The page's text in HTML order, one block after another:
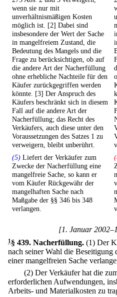
wenn sie nur mit
unverhältnismäßigen Kosten
möglich ist. [2] Dabei sind
insbesondere der Wert der Sache
in mangelfreiem Zustand, die
Bedeutung des Mangels und die
Frage zu berücksichtigen, ob auf
die andere Art der Nacherfüllung
ohne erhebliche Nachteile für den
Käufer zurückgegriffen werden
könnte. [3] Der Anspruch des
Käufers beschränkt sich in diesem
Fall auf die andere Art der
Nacherfüllung; das Recht des
Verkäufers, auch diese unter den
Voraussetzungen des Satzes 1 zu
verweigern, bleibt unberührt.
(5) Liefert der Verkäufer zum
Zwecke der Nacherfüllung eine
mangelfreie Sache, so kann er
vom Käufer Rückgewähr der
mangelhaften Sache nach
Maßgabe der §§ 346 bis 348
verlangen.
[1. Januar
1§ 439. Nacherfüllung. (1) Der
nach seiner Wahl die
einer mangelfreien Sache
(2) Der Verkäufer hat die
erforderlichen Aufwendungen,
Arbeits- und Materialkosten zu